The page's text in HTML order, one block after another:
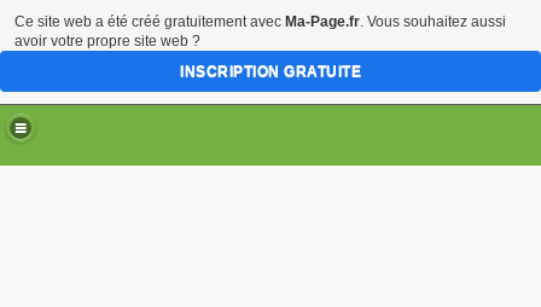
Ce site web a été créé gratuitement avec Ma-Page.fr. Vous souhaitez aussi
avoir votre propre site web ?
INSCRIPTION GRATUITE